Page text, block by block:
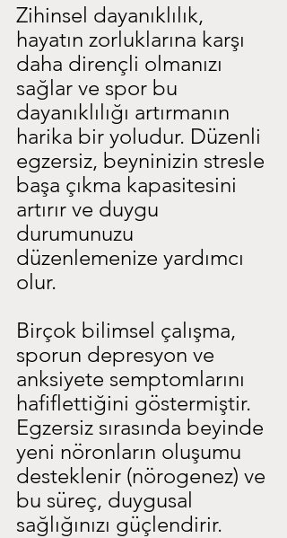
Zihinsel dayanıklılık,
hayatın zorluklarına karşı
daha dirençli olmanızı
sağlar ve spor bu
dayanıklılığı artırmanın
harika bir yoludur. Düzenli
egzersiz, beyninizin stresle
başa çıkma kapasitesini
artırır ve duygu
durumunuzu
düzenlemenize yardımcı
olur.
Birçok bilimsel çalışma,
sporun depresyon ve
anksiyete semptomlarını
hafiflettiğini göstermiştir.
Egzersiz sırasında beyinde
yeni nöronların oluşumu
desteklenir (nörogenez) ve
bu süreç, duygusal
sağlığınızı güçlendirir.